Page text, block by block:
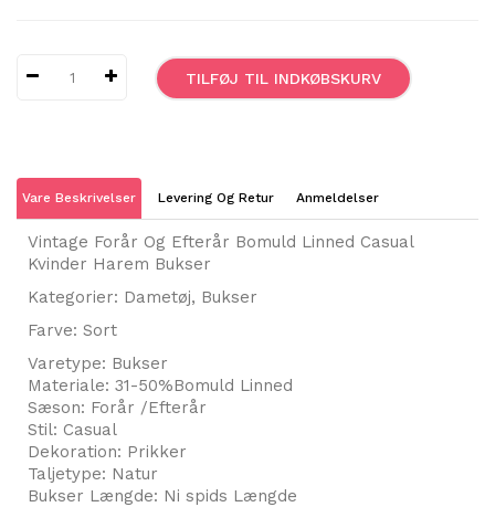
TILFØJ TIL INDKØBSKURV
Vare Beskrivelser Levering Og Retur Anmeldelser
Vintage Forår Og Efterår Bomuld Linned Casual
Kvinder Harem Bukser
Kategorier: Dametøj, Bukser
Farve: Sort
Varetype: Bukser
Materiale: 31-50%Bomuld Linned
Sæson: Forår /Efterår
Stil: Casual
Dekoration: Prikker
Taljetype: Natur
Bukser Længde: Ni spids Længde